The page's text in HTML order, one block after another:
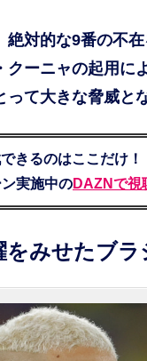
対的な9番の不
クーニャの起用に
って大きな脅威
きるのはここだけ！
実施中のDAZNで視
躍をみせたブ